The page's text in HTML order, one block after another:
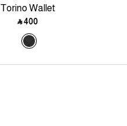
Torino Wallet
‎ ⃁ ⁦400⁩ ‎